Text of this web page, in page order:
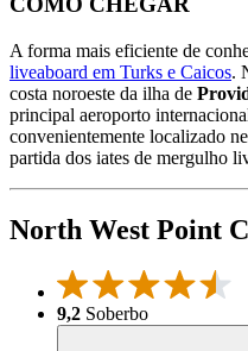
A forma mais eficiente de
liveaboard em Turks e Caicos.
costa noroeste da ilha de
principal aeroporto
convenientemente localizado
partida dos iates de mergulho
North West Point
9,2 Soberbo